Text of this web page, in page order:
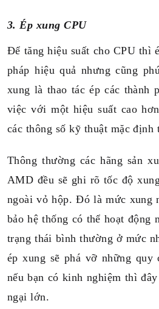
3. Ép xung CPU
Để tăng hiệu suất cho CPU thì
pháp hiệu quả nhưng cũng
xung là thao tác ép các thành
việc với một hiệu suất cao
các thông số kỹ thuật mặc định
Thông thường các hãng sản
AMD đều sẽ ghi rõ tốc độ
ngoài vỏ hộp. Đó là mức xung
bảo hệ thống có thể hoạt động
trạng thái bình thường ở mức
ép xung sẽ phá vỡ những quy
nếu bạn có kinh nghiệm thì
ngại lớn.